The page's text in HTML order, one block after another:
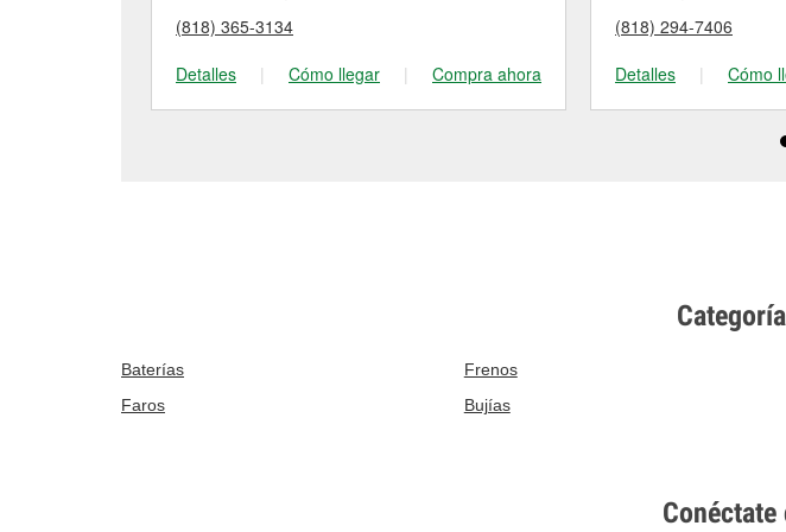
(818) 365-3134
Detalles
| Cómo llegar | Compra ahora
(818) 294-7406
Detalles
| Cómo
Baterías Frenos
Faros
Bujías